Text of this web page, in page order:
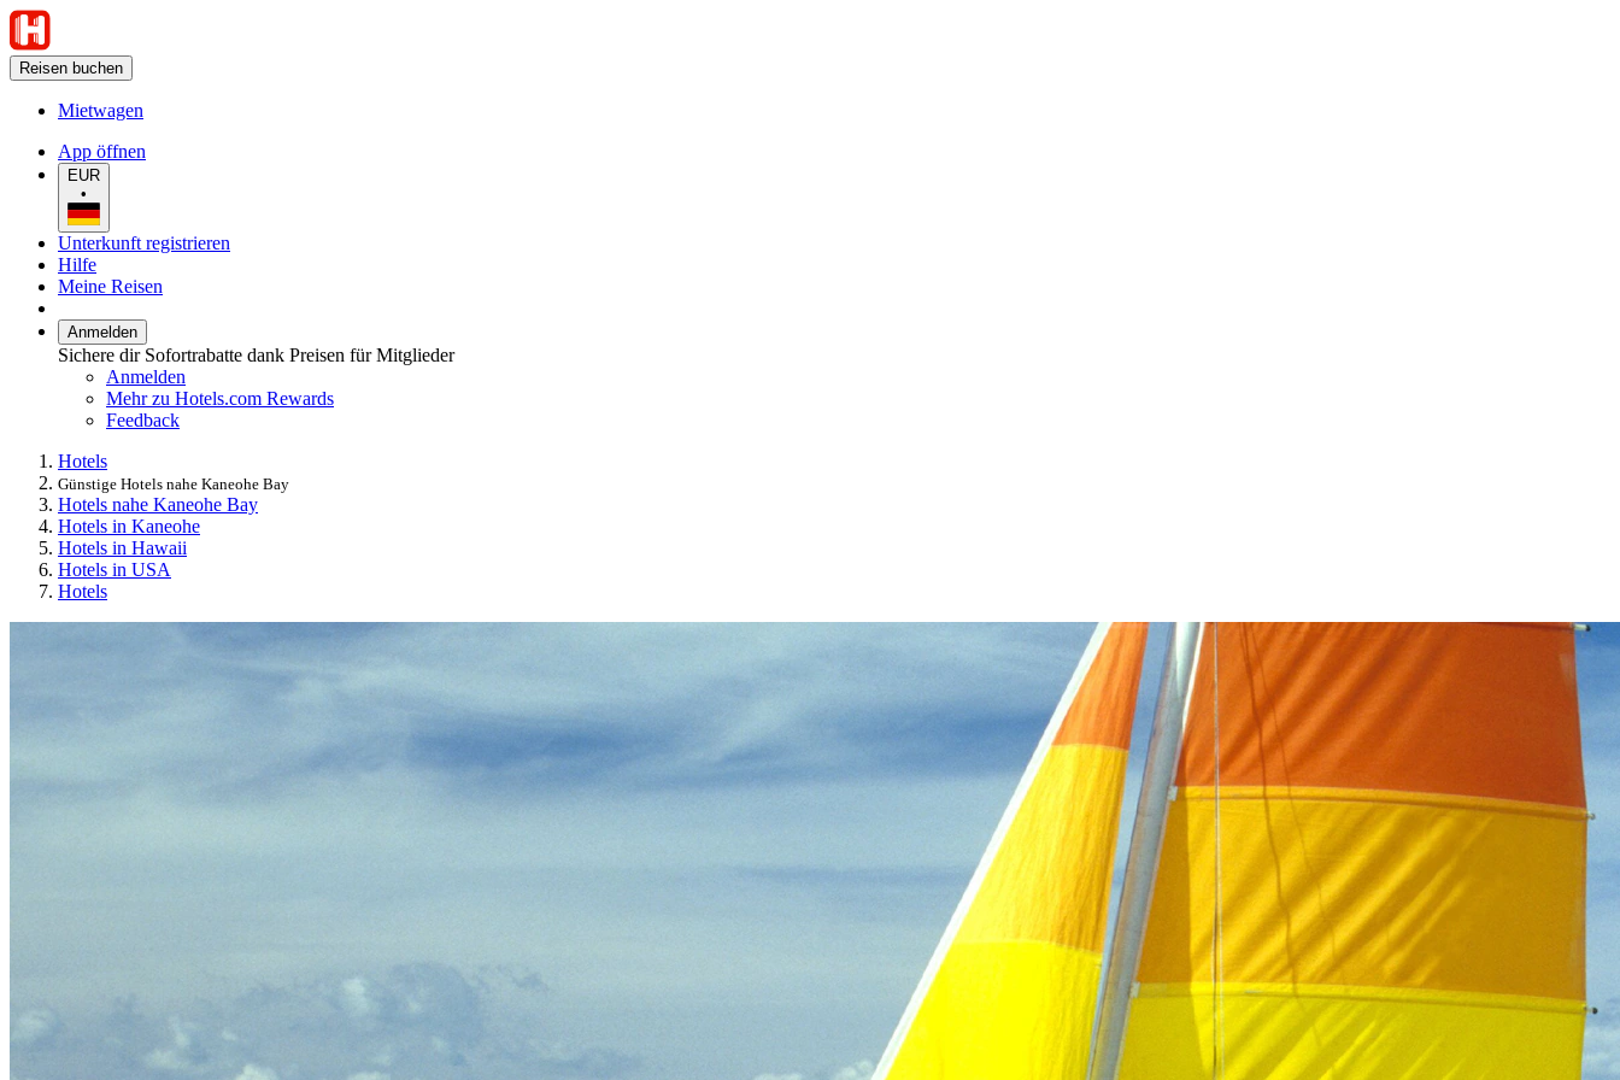
Reisen buchen
Mietwagen
App öffnen
EUR
•
Unterkunft registrieren
Hilfe
Meine Reisen
Anmelden
Sichere dir Sofortrabatte dank Preisen für Mitglieder
Anmelden
Mehr zu Hotels.com Rewards
Feedback
Hotels
Günstige Hotels nahe Kaneohe Bay
Hotels nahe Kaneohe Bay
Hotels in Kaneohe
Hotels in Hawaii
Hotels in USA
Hotels